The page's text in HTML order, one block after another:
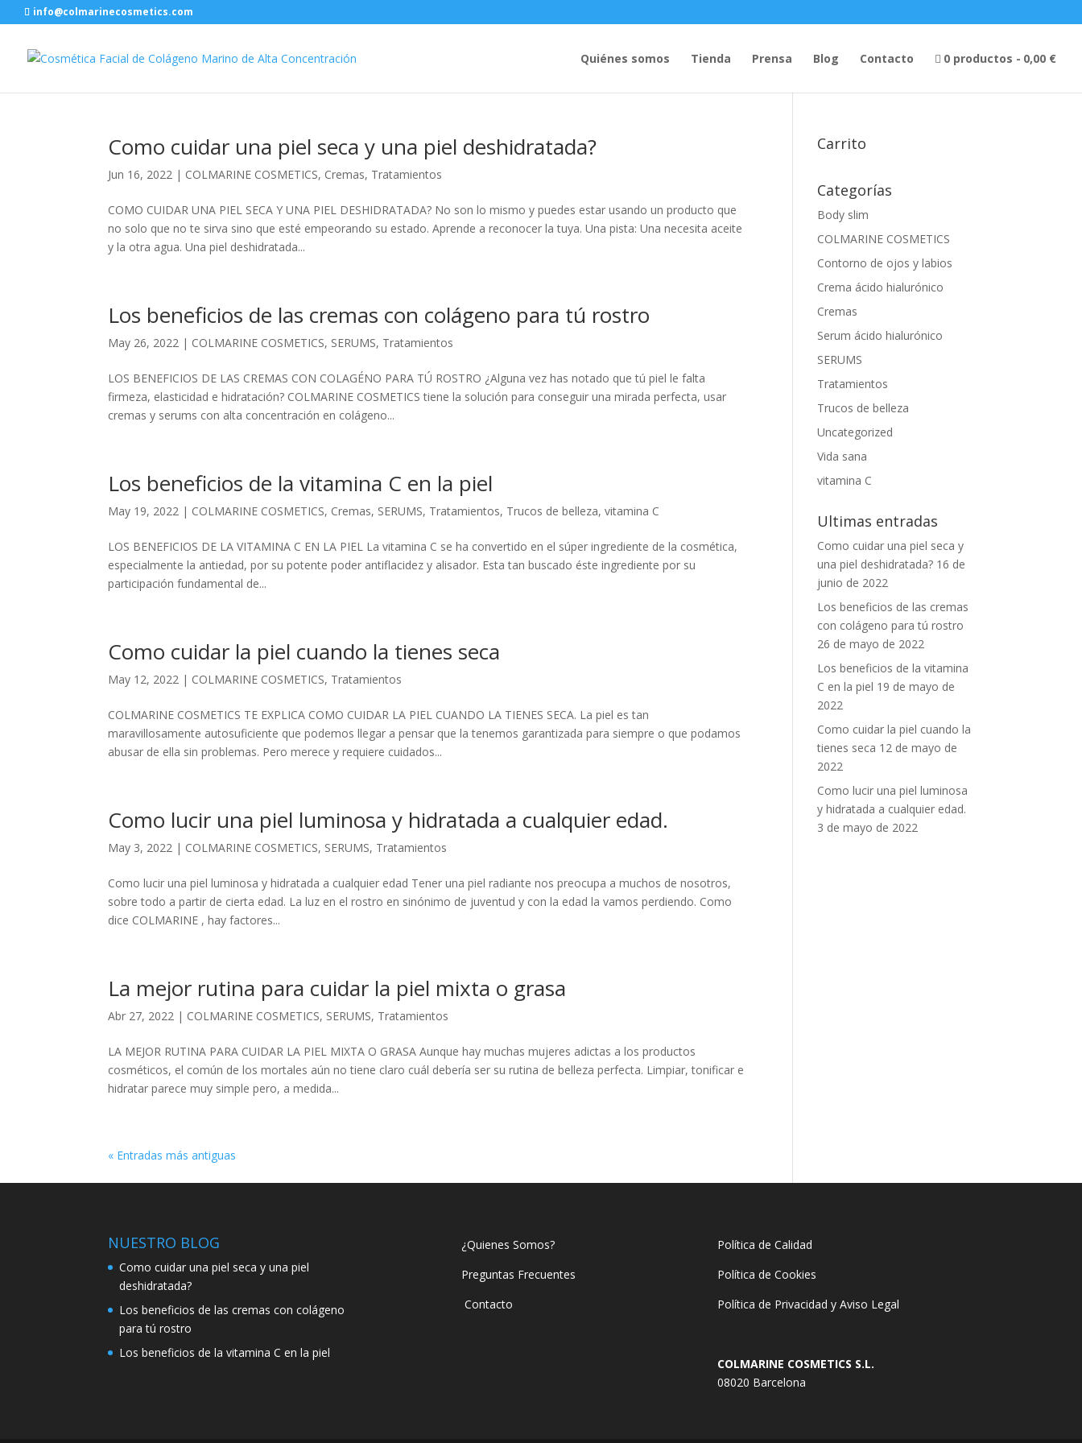
info@colmarinecosmetics.com
Quiénes somos Tienda Prensa Blog Contacto 0 productos 0,00 €
Como cuidar una piel seca y una piel deshidratada?
Jun 16, 2022 | COLMARINE COSMETICS, Cremas, Tratamientos
COMO CUIDAR UNA PIEL SECA Y UNA PIEL DESHIDRATADA? No son lo mismo y puedes estar usando un producto que
no solo que no te sirva sino que esté empeorando su estado. Aprende a reconocer la tuya. Una pista: Una necesita aceite
y la otra agua. Una piel deshidratada...
Los beneficios de las cremas con colágeno para tú rostro
May 26, 2022 | COLMARINE COSMETICS, SERUMS, Tratamientos
LOS BENEFICIOS DE LAS CREMAS CON COLAGÉNO PARA TÚ ROSTRO ¿Alguna vez has notado que tú piel le falta
firmeza, elasticidad e hidratación? COLMARINE COSMETICS tiene la solución para conseguir una mirada perfecta, usar
cremas y serums con alta concentración en colágeno...
Los beneficios de la vitamina C en la piel
May 19, 2022 | COLMARINE COSMETICS, Cremas, SERUMS, Tratamientos, Trucos de belleza,vitamina C
LOS BENEFICIOS DE LA VITAMINA C EN LA PIEL La vitamina C se ha convertido en el súper ingrediente de la cosmética,
especialmente la antiedad, por su potente poder antiflacidez y alisador. Esta tan buscado éste ingrediente por su
participación fundamental de...
Como cuidar la piel cuando la tienes seca
May 12, 2022 | COLMARINE COSMETICS, Tratamientos
COLMARINE COSMETICS TE EXPLICA COMO CUIDAR LA PIEL CUANDO LA TIENES SECA. La piel es tan
maravillosamente autosuficiente que podemos llegar a pensar que la tenemos garantizada para siempre o que podamos
abusar de ella sin problemas. Pero merece y requiere cuidados...
Como lucir una piel luminosa y hidratada a cualquier edad.
May 3, 2022 | COLMARINE COSMETICS, SERUMS, Tratamientos
Como lucir una piel luminosa y hidratada a cualquier edad Tener una piel radiante nos preocupa a muchos de nosotros,
sobre todo a partir de cierta edad. La luz en el rostro en sinónimo de juventud y con la edad la vamos perdiendo. Como
dice COLMARINE , hay factores...
La mejor rutina para cuidar la piel mixta o grasa
Abr 27, 2022 | COLMARINE COSMETICS, SERUMS, Tratamientos
LA MEJOR RUTINA PARA CUIDAR LA PIEL MIXTA O GRASA Aunque hay muchas mujeres adictas a los productos
cosméticos, el común de los mortales aún no tiene claro cuál debería ser su rutina de belleza perfecta. Limpiar, tonificar e
hidratar parece muy simple pero, a medida...
« Entradas más antiguas
Carrito
Categorías
Body slim
COLMARINE COSMETICS
Contorno de ojos y labios
Crema ácido hialurónico
Cremas
Serum ácido hialurónico
SERUMS
Tratamientos
Trucos de belleza
Uncategorized
Vida sana
vitamina C
Ultimas entradas
Como cuidar una piel seca y
una piel deshidratada? 16 de
junio de 2022
Los beneficios de las cremas
con colágeno para tú rostro
26 de mayo de 2022
Los beneficios de la vitamina
C en la piel 19 de mayo de
2022
Como cuidar la piel cuando la
tienes seca 12 de mayo de
2022
Como lucir una piel luminosa
y hidratada a cualquier edad.
3 de mayo de 2022
NUESTRO BLOG
Como cuidar una piel seca y una piel
deshidratada?
Los beneficios de las cremas con colágeno
para tú rostro
Los beneficios de la vitamina C en la piel
¿Quienes Somos?
Preguntas Frecuentes
Contacto
Política de Calidad
Política de Cookies
Política de Privacidad y Aviso Legal
COLMARINE COSMETICS S.L.
08020 Barcelona